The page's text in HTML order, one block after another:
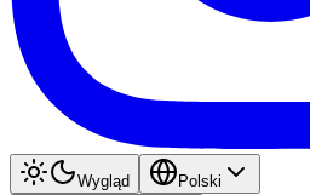
Wygląd
Polski